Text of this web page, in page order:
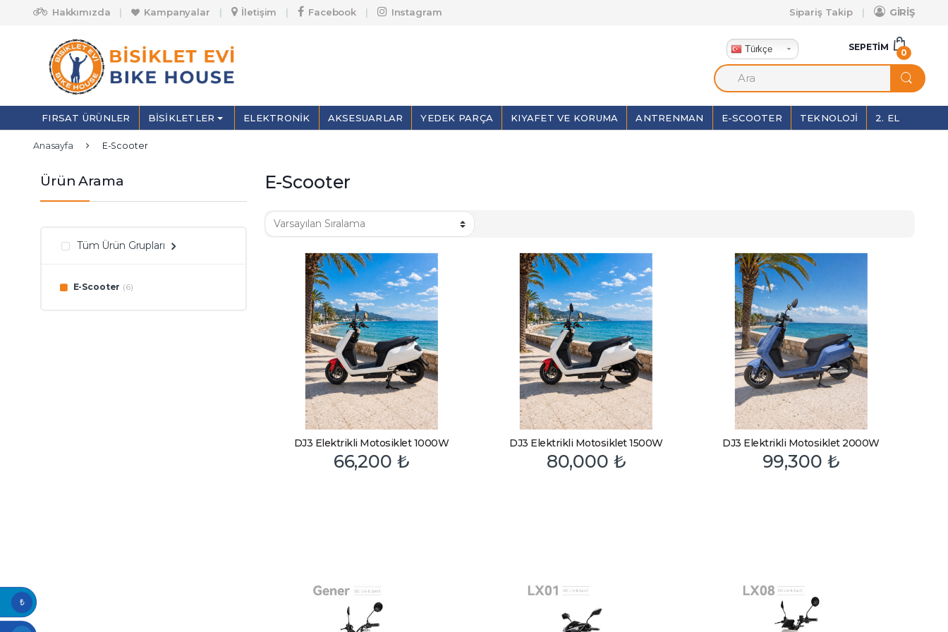
Skip to navigation
Skip to contentHakkımızda Kampanyalar İletişim Facebook Instagram Sipariş Takip GİRİŞ
Türkçe
m
a
:
SEPETIM
0
FIRSAT ÜRÜNLER BISIKLETLER ELEKTRONIK AKSESUARLAR YEDEK PARÇA KIYAFET VE KORUMA ANTRENMAN E-SCOOTER TEKNOLOJI 2. EL
Anasayfa E-Scooter
E-Scooter
DJ3 Elektrikli Motosiklet 1000W
66,200 ₺
DJ3 Elektrikli Motosiklet 1500W
80,000 ₺
DJ3 Elektrikli Motosiklet 2000W
99,300 ₺
Ürün Arama
Tüm Ürün Grupları
E-Scooter (6)
₺